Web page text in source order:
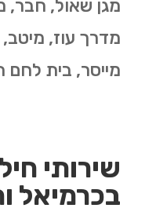
מגן שאול, חבר,
מדרך עוז,
מייסר, בית לחם
שירותי
בכרמיאל